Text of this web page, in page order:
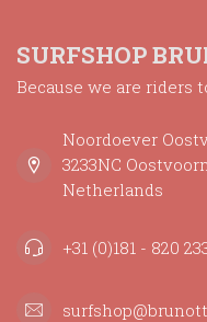
SURFSHOP
Because we are riders
Noordoever
3233NC
Netherlands
+31 (0)181 - 820